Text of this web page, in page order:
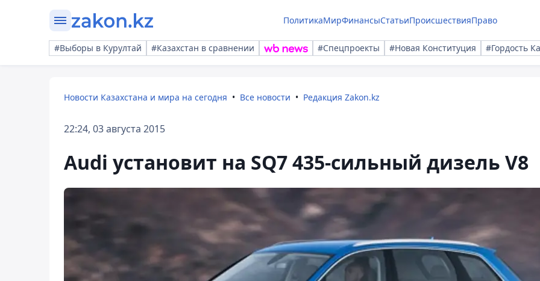
ПолитикаМирФинансыСтатьиПроисшествияПраво
#Выборы в Курултай #Казахстан в сравнении #Спецпроекты #Новая Конституция #Гордость
Новости Казахстана и мира на сегодня Все новости Редакция Zakon.kz
22:24, 03 августа 2015
Audi установит на SQ7 435-сильный дизель V8